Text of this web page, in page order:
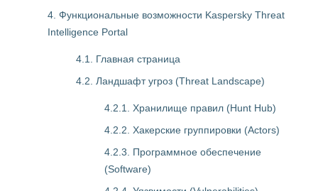
4. Функциональные возможности Kaspersky Threat
Intelligence Portal
4.1. Главная страница
4.2. Ландшафт угроз (Threat Landscape)
4.2.1. Хранилище правил (Hunt Hub)
4.2.2. Хакерские группировки (Actors)
4.2.3. Программное обеспечение
(Software)